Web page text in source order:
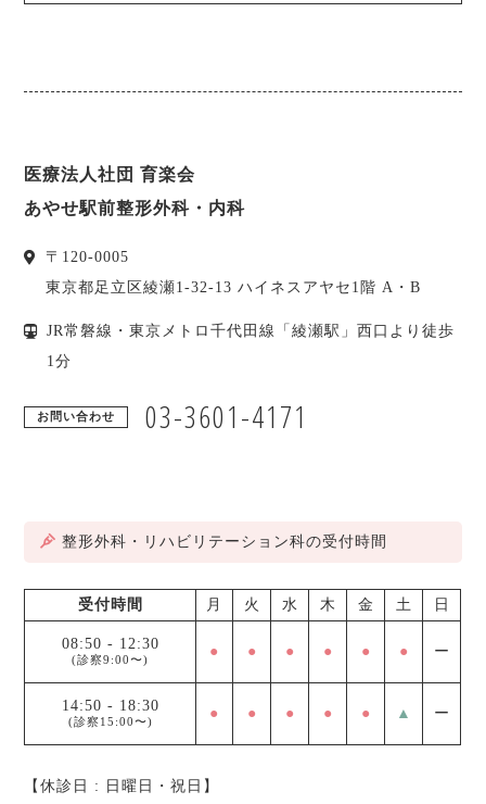
医療法人社団 育楽会
あやせ駅前整形外科・内科
〒 120-0005
東京都足立区綾瀬1-32-13 ハイネスアヤセ1階 A・B
JR常磐線・東京メトロ千代田線「綾瀬駅」西口より徒歩
1分
お問い合わせ 03-3601-4171
整形外科・リハビリテーション科の受付時間
受付時間 月 火 水 木 金 土 日
08:50 - 12:30
(診察9:00〜) ● ● ● ● ● ● ー
14:50 - 18:30
(診察15:00〜) ● ● ● ● ● ▲ ー
【休診日 : 日曜日・祝日】